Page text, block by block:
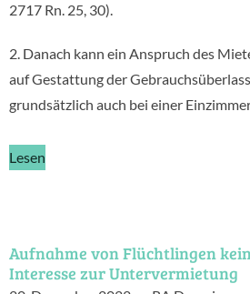
2717 Rn. 25, 30).
2. Danach kann ein Anspruch des
auf Gestattung der
grundsätzlich auch bei einer
Lesen
Aufnahme von Flüchtlingen
Interesse zur Untervermietung